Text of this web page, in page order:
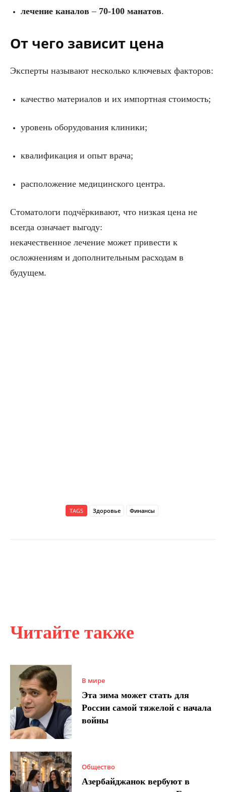
Читайте также
В мире
Эта зима может стать для
России самой тяжелой с начала
войны
Общество
Азербайджанок вербуют в
лечение каналов – 70-100 манатов.
От чего зависит цена
Эксперты называют несколько ключевых факторов:
качество материалов и их импортная стоимость;
уровень оборудования клиники;
квалификация и опыт врача;
расположение медицинского центра.
Стоматологи подчёркивают, что низкая цена не
всегда означает выгоду:
некачественное лечение может привести к
осложнениям и дополнительным расходам в
будущем.
TAGS Здоровье Финансы